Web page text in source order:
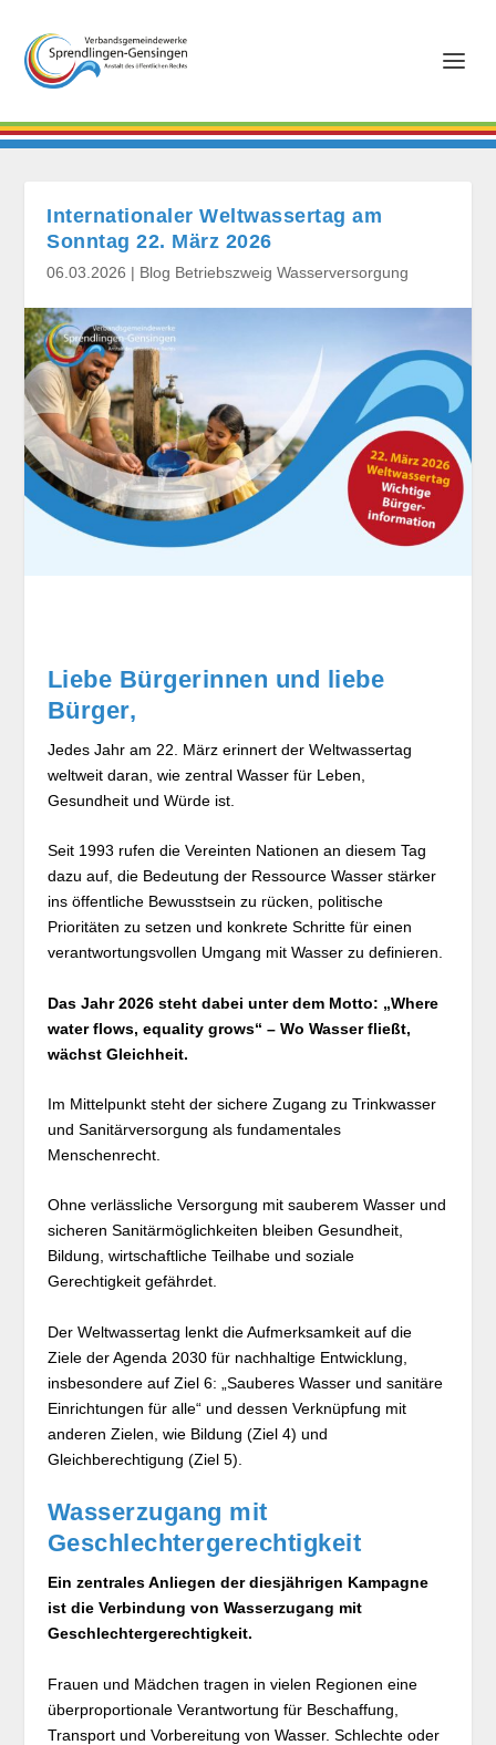
Internationaler Weltwassertag am
Sonntag 22. März 2026
06.03.2026 | Blog Betriebszweig Wasserversorgung
Liebe Bürgerinnen und liebe
Bürger,
Jedes Jahr am 22. März erinnert der Weltwassertag
weltweit daran, wie zentral Wasser für Leben,
Gesundheit und Würde ist.
Seit 1993 rufen die Vereinten Nationen an diesem Tag
dazu auf, die Bedeutung der Ressource Wasser stärker
ins öffentliche Bewusstsein zu rücken, politische
Prioritäten zu setzen und konkrete Schritte für einen
verantwortungsvollen Umgang mit Wasser zu definieren.
Das Jahr 2026 steht dabei unter dem Motto: „Where
water flows, equality grows“ – Wo Wasser fließt,
wächst Gleichheit.
Im Mittelpunkt steht der sichere Zugang zu Trinkwasser
und Sanitärversorgung als fundamentales
Menschenrecht.
Ohne verlässliche Versorgung mit sauberem Wasser und
sicheren Sanitärmöglichkeiten bleiben Gesundheit,
Bildung, wirtschaftliche Teilhabe und soziale
Gerechtigkeit gefährdet.
Der Weltwassertag lenkt die Aufmerksamkeit auf die
Ziele der Agenda 2030 für nachhaltige Entwicklung,
insbesondere auf Ziel 6: „Sauberes Wasser und sanitäre
Einrichtungen für alle“ und dessen Verknüpfung mit
anderen Zielen, wie Bildung (Ziel 4) und
Gleichberechtigung (Ziel 5).
Wasserzugang mit
Geschlechtergerechtigkeit
Ein zentrales Anliegen der diesjährigen Kampagne
ist die Verbindung von Wasserzugang mit
Geschlechtergerechtigkeit.
Frauen und Mädchen tragen in vielen Regionen eine
überproportionale Verantwortung für Beschaffung,
Transport und Vorbereitung von Wasser. Schlechte oder